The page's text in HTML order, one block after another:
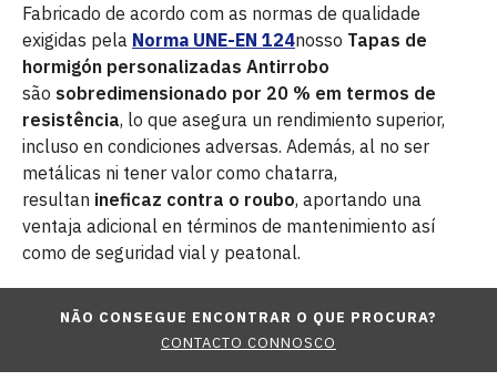
Fabricado de acordo com as normas de qualidade
exigidas pela Norma UNE-EN 124nosso Tapas de
hormigón personalizadas Antirrobo
são sobredimensionado por 20 % em termos de
resistência, lo que asegura un rendimiento superior,
incluso en condiciones adversas. Además, al no ser
metálicas ni tener valor como chatarra,
resultan ineficaz contra o roubo, aportando una
ventaja adicional en términos de mantenimiento así
como de seguridad vial y peatonal.
NÃO CONSEGUE ENCONTRAR O QUE PROCURA?
CONTACTO CONNOSCO